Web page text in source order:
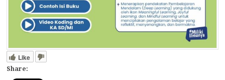
Like
Share: